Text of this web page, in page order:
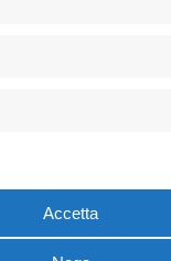
Accetta
e web:Salvatore Leto